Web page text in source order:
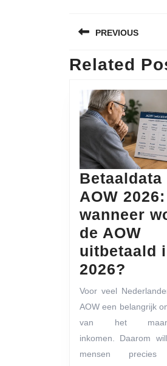
navigatie
PREVIOUS
Previous
Related
Betaaldata
AOW 2026:
wanneer
de AOW
uitbetaald
2026?
AOW
2026:
de
Voor veel
AOW een belangrijk
van het
inkomen. Daarom
mensen precies